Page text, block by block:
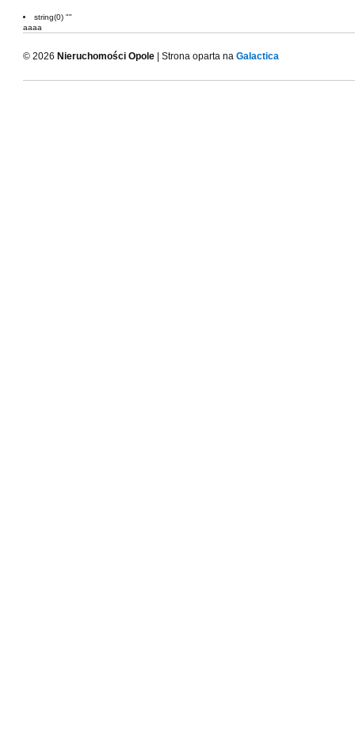
string(0) ""
aaaa
© 2026 Nieruchomości Opole | Strona oparta na Galactica